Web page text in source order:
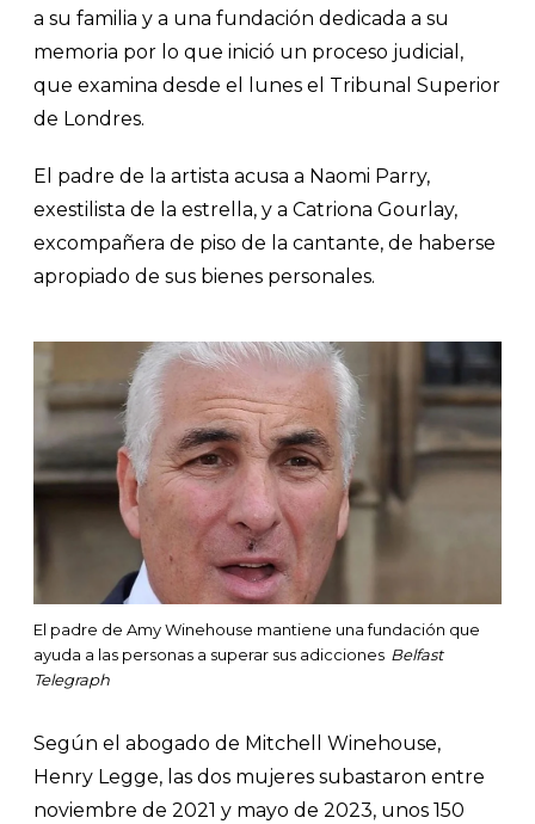
a su familia y a una fundación dedicada a su
memoria por lo que inició un proceso judicial,
que examina desde el lunes el Tribunal Superior
de Londres.
El padre de la artista acusa a Naomi Parry,
exestilista de la estrella, y a Catriona Gourlay,
excompañera de piso de la cantante, de haberse
apropiado de sus bienes personales.
El padre de Amy Winehouse mantiene una fundación que
ayuda a las personas a superar sus adicciones Belfast
Telegraph
Según el abogado de Mitchell Winehouse,
Henry Legge, las dos mujeres subastaron entre
noviembre de 2021 y mayo de 2023, unos 150